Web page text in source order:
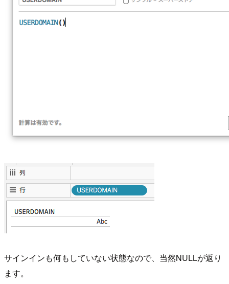
サインインも何もしていない状態なので、当然NULLが返り
ます。